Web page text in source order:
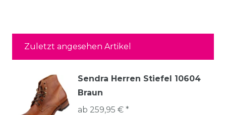
Zuletzt angesehen Artikel
Sendra Herren Stiefel 10604
Braun
ab 259,95 € *